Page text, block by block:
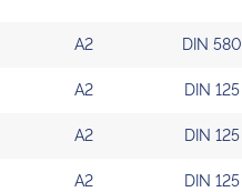
А2 DIN 580
А2 DIN 125
А2 DIN 125
А2 DIN 125